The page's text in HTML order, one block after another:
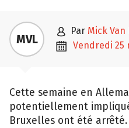
MVL  par Mick Van
 vendredi 25
Cette semaine en
potentiellement
Bruxelles ont été